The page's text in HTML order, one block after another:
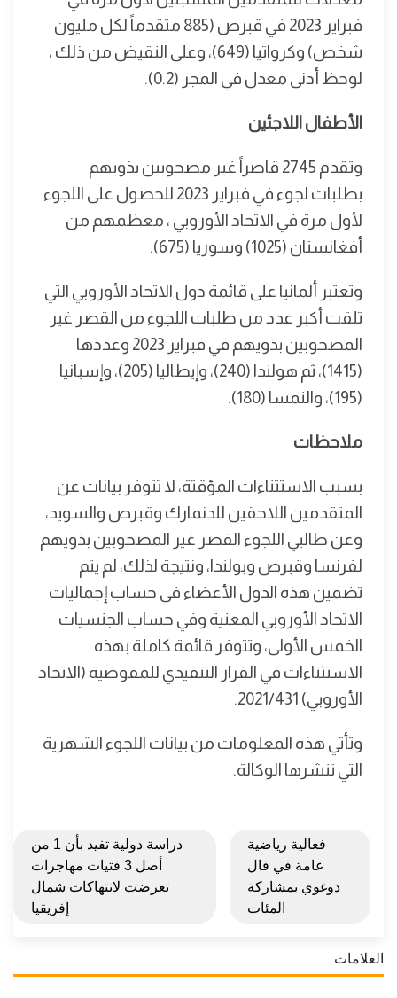
فبراير 2023 في قبرص (885 متقدماً لكل مليون
شخص) وكرواتيا (649)، وعلى النقيض من ذلك ،
لوحظ أدنى معدل في المجر (0.2).
الأطفال اللاجئين
وتقدم 2745 قاصراً غير مصحوبين بذويهم
بطلبات لجوء في فبراير 2023 للحصول على اللجوء
لأول مرة في الاتحاد الأوروبي ، معظمهم من
أفغانستان (1025) وسوريا (675).
وتعتبر ألمانيا على قائمة دول الاتحاد الأوروبي التي
تلقت أكبر عدد من طلبات اللجوء من القصر غير
المصحوبين بذويهم في فبراير 2023 وعددها
(1415)، ثم هولندا (240)، وإيطاليا (205)، وإسبانيا
(195)، والنمسا (180).
ملاحظات
بسبب الاستثناءات المؤقتة، لا تتوفر بيانات عن
المتقدمين اللاحقين للدنمارك وقبرص والسويد،
وعن طالبي اللجوء القصر غير المصحوبين بذويهم
لفرنسا وقبرص وبولندا، ونتيجة لذلك، لم يتم
تضمين هذه الدول الأعضاء في حساب إجماليات
الاتحاد الأوروبي المعنية وفي حساب الجنسيات
الخمس الأولى، وتتوفر قائمة كاملة بهذه
الاستثناءات في القرار التنفيذي للمفوضية (الاتحاد
الأوروبي) 2021/431.
وتأتي هذه المعلومات من بيانات اللجوء الشهرية
التي تنشرها الوكالة.
فعالية رياضية
عامة في فال
دوغوي بمشاركة
المئات
دراسة دولية تفيد بأن 1 من
أصل 3 فتيات مهاجرات
تعرضت لانتهاكات شمال
إفريقيا
العلامات